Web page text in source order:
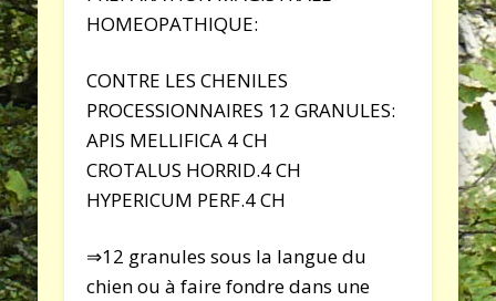
HOMEOPATHIQUE:
CONTRE LES CHENILES
PROCESSIONNAIRES 12 GRANULES:
APIS MELLIFICA 4 CH
CROTALUS HORRID.4 CH
HYPERICUM PERF.4 CH
⇒12 granules sous la langue du
chien ou à faire fondre dans une